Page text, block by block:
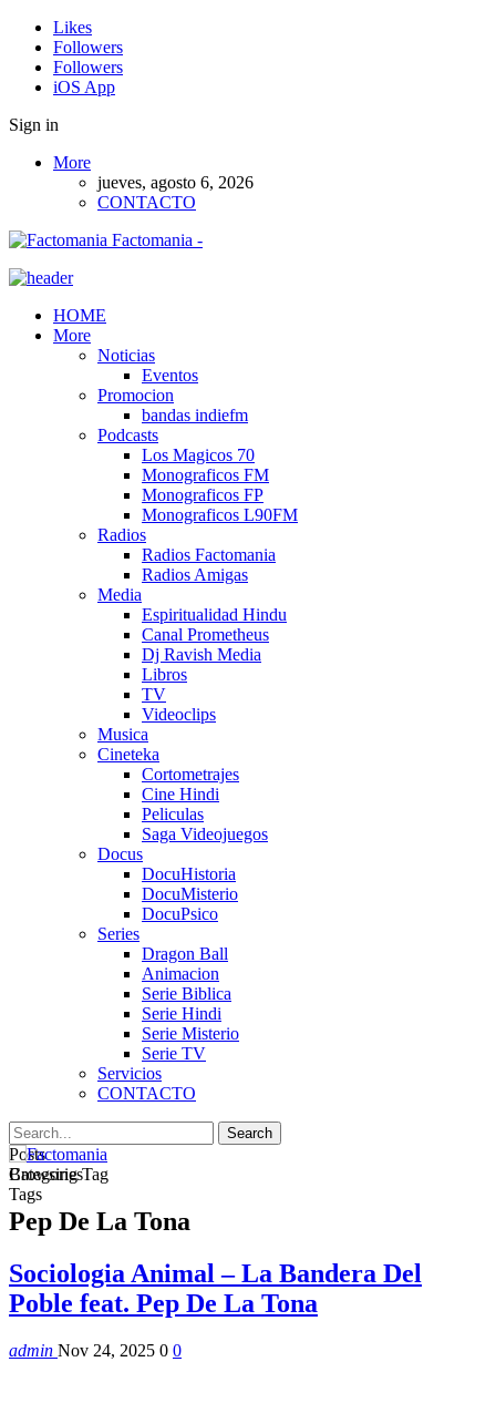
Likes
Followers
Followers
iOS App
Sign in
More
jueves, agosto 6, 2026
CONTACTO
Factomania -
HOME
More
Noticias
Eventos
Promocion
bandas indiefm
Podcasts
Los Magicos 70
Monograficos FM
Monograficos FP
Monograficos L90FM
Radios
Radios Factomania
Radios Amigas
Media
Espiritualidad Hindu
Canal Prometheus
Dj Ravish Media
Libros
TV
Videoclips
Musica
Cineteka
Cortometrajes
Cine Hindi
Peliculas
Saga Videojuegos
Docus
DocuHistoria
DocuMisterio
DocuPsico
Series
Dragon Ball
Animacion
Serie Biblica
Serie Hindi
Serie Misterio
Serie TV
Servicios
CONTACTO
Posts
Categories
Tags
Browsing Tag
Pep De La Tona
Sociologia Animal – La Bandera Del
Poble feat. Pep De La Tona
admin Nov 24, 2025 0 0